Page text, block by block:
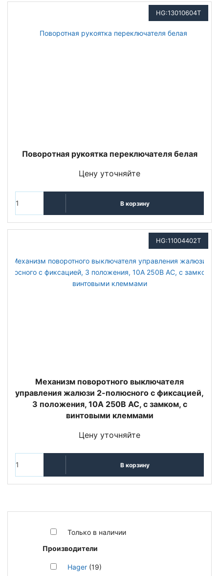
Только в наличии
Производители
Hager (19)
HG:13010604T
Поворотная рукоятка переключателя белая
Цену уточняйте
В корзину
HG:11004402T
Механизм поворотного выключателя
управления жалюзи 2-полюсного с фиксацией,
3 положения, 10А 250В АС, с замком, с
винтовыми клеммами
Цену уточняйте
В корзину